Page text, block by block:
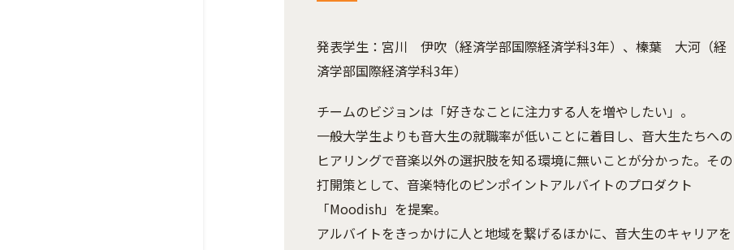
発表学生：宮川 伊吹（経済学部国際経済学科3年）、榛葉 大河（経
済学部国際経済学科3年）
チームのビジョンは「好きなことに注力する人を増やしたい」。
一般大学生よりも音大生の就職率が低いことに着目し、音大生たちへの
ヒアリングで音楽以外の選択肢を知る環境に無いことが分かった。その
打開策として、音楽特化のピンポイントアルバイトのプロダクト
「Moodish」を提案。
アルバイトをきっかけに人と地域を繋げるほかに、音大生のキャリアを